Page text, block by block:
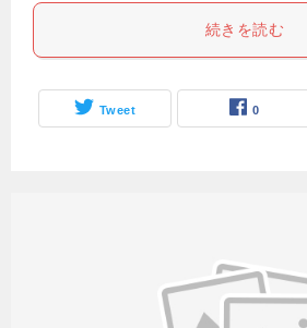
続きを読む
Tweet 0